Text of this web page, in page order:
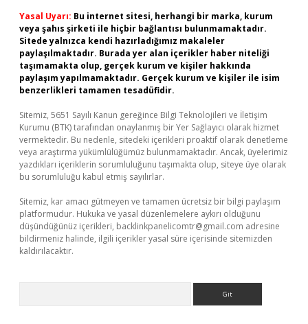
Yasal Uyarı: Bu internet sitesi, herhangi bir marka, kurum
veya şahıs şirketi ile hiçbir bağlantısı bulunmamaktadır.
Sitede yalnızca kendi hazırladığımız makaleler
paylaşılmaktadır. Burada yer alan içerikler haber niteliği
taşımamakta olup, gerçek kurum ve kişiler hakkında
paylaşım yapılmamaktadır. Gerçek kurum ve kişiler ile isim
benzerlikleri tamamen tesadüfidir.
Sitemiz, 5651 Sayılı Kanun gereğince Bilgi Teknolojileri ve İletişim
Kurumu (BTK) tarafından onaylanmış bir Yer Sağlayıcı olarak hizmet
vermektedir. Bu nedenle, sitedeki içerikleri proaktif olarak denetleme
veya araştırma yükümlülüğümüz bulunmamaktadır. Ancak, üyelerimiz
yazdıkları içeriklerin sorumluluğunu taşımakta olup, siteye üye olarak
bu sorumluluğu kabul etmiş sayılırlar.
Sitemiz, kar amacı gütmeyen ve tamamen ücretsiz bir bilgi paylaşım
platformudur. Hukuka ve yasal düzenlemelere aykırı olduğunu
düşündüğünüz içerikleri, backlinkpanelicomtr@gmail.com adresine
bildirmeniz halinde, ilgili içerikler yasal süre içerisinde sitemizden
kaldırılacaktır.